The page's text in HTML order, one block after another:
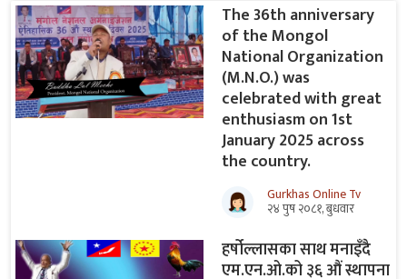
The 36th anniversary
of the Mongol
National Organization
(M.N.O.) was
celebrated with great
enthusiasm on 1st
January 2025 across
the country.
Gurkhas Online Tv
२४ पुष २०८१, बुधवार
हर्षोल्लासका साथ मनाइँदै
एम.एन.ओ.को ३६ औं स्थापना